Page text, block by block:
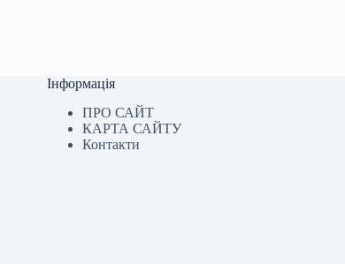
Інформація
ПРО САЙТ
КАРТА САЙТУ
Контакти